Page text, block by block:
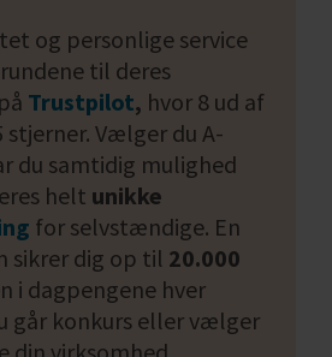
og personlige service
til deres
Trustpilot, hvor 8 ud af
stjerner. Vælger du A-
du samtidig mulighed
helt unikke
for selvstændige. En
sikrer dig op til 20.000
i dagpengene hver
går konkurs eller vælger